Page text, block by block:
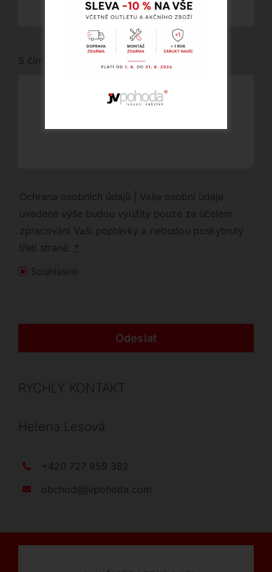
S čím vám můžeme pomoci?
Ochrana osobních údajů | Vaše osobní údaje
uvedené výše budou využity pouze za účelem
zpracování Vaší poptávky a nebudou poskytnuty
třetí straně. *
Souhlasím
Odeslat
RYCHLÝ KONTAKT
Helena Lesová
+420 727 859 382
obchod@jvpohoda.com